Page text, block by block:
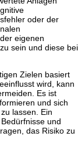
oder der
eigenen
sein und diese bei
Zielen basiert
wird, kann
Es ist
und sich
lassen. Ein
und
das Risiko zu